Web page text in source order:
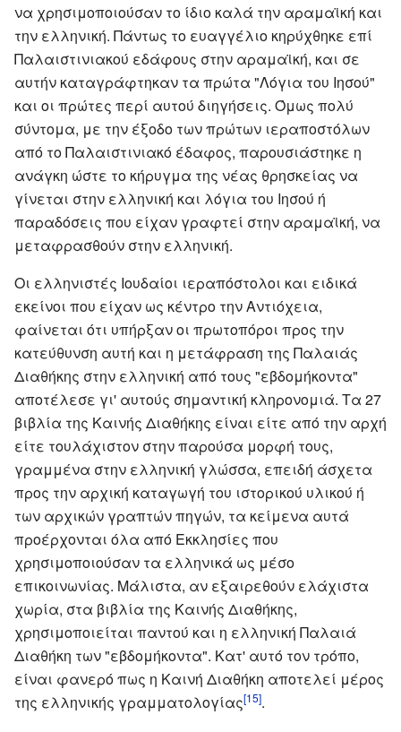
να χρησιμοποιούσαν το ίδιο καλά την αραμαϊκή και
την ελληνική. Πάντως το ευαγγέλιο κηρύχθηκε επί
Παλαιστινιακού εδάφους στην αραμαϊκή, και σε
αυτήν καταγράφτηκαν τα πρώτα "Λόγια του Ιησού"
και οι πρώτες περί αυτού διηγήσεις. Όμως πολύ
σύντομα, με την έξοδο των πρώτων ιεραποστόλων
από το Παλαιστινιακό έδαφος, παρουσιάστηκε η
ανάγκη ώστε το κήρυγμα της νέας θρησκείας να
γίνεται στην ελληνική και λόγια του Ιησού ή
παραδόσεις που είχαν γραφτεί στην αραμαϊκή, να
μεταφρασθούν στην ελληνική.
Οι ελληνιστές Ιουδαίοι ιεραπόστολοι και ειδικά
εκείνοι που είχαν ως κέντρο την Αντιόχεια,
φαίνεται ότι υπήρξαν οι πρωτοπόροι προς την
κατεύθυνση αυτή και η μετάφραση της Παλαιάς
Διαθήκης στην ελληνική από τους "εβδομήκοντα"
αποτέλεσε γι' αυτούς σημαντική κληρονομιά. Τα 27
βιβλία της Καινής Διαθήκης είναι είτε από την αρχή
είτε τουλάχιστον στην παρούσα μορφή τους,
γραμμένα στην ελληνική γλώσσα, επειδή άσχετα
προς την αρχική καταγωγή του ιστορικού υλικού ή
των αρχικών γραπτών πηγών, τα κείμενα αυτά
προέρχονται όλα από Εκκλησίες που
χρησιμοποιούσαν τα ελληνικά ως μέσο
επικοινωνίας. Μάλιστα, αν εξαιρεθούν ελάχιστα
χωρία, στα βιβλία της Καινής Διαθήκης,
χρησιμοποιείται παντού και η ελληνική Παλαιά
Διαθήκη των "εβδομήκοντα". Κατ' αυτό τον τρόπο,
είναι φανερό πως η Καινή Διαθήκη αποτελεί μέρος
της ελληνικής γραμματολογίας[15].